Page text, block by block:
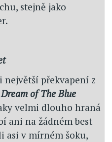
stejně jako
největší překvapení z
of The Blue
velmi dlouho hraná
ani na žádném best
asi v mírném šoku,